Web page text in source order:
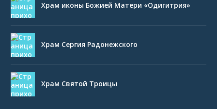
Храм иконы Божией Матери «Одигитрия»
Храм Сергия Радонежского
Храм Святой Троицы